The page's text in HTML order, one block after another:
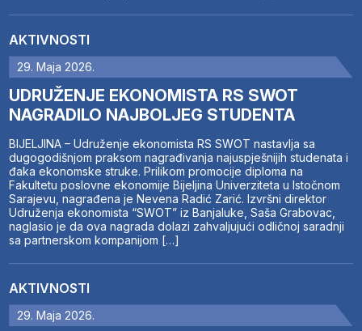
AKTIVNOSTI
29. Maja 2026.
UDRUŽENJE EKONOMISTA RS SWOT
NAGRADILO NAJBOLJEG STUDENTA
BIJELJINA – Udruženje ekonomista RS SWOT nastavlja sa
dugogodišnjom praksom nagrađivanja najuspješnijih studenata i
đaka ekonomske struke. Prilikom promocije diploma na
Fakultetu poslovne ekonomije Bijeljina Univerziteta u Istočnom
Sarajevu, nagrađena je Nevena Radić Zarić. Izvršni direktor
Udruženja ekonomista “SWOT” iz Banjaluke, Saša Grabovac,
naglasio je da ova nagrada dolazi zahvaljujući odličnoj saradnji
sa partnerskom kompanijom […]
AKTIVNOSTI
29. Maja 2026.